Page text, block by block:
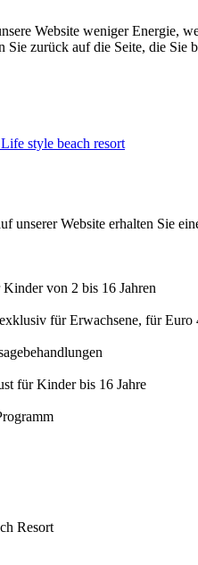
Website weniger Energie,
zurück auf die Seite, die Sie
style beach resort
Website erhalten Sie
von 2 bis 16 Jahren
für Erwachsene, für Euro
für Kinder bis 16 Jahre
Resort